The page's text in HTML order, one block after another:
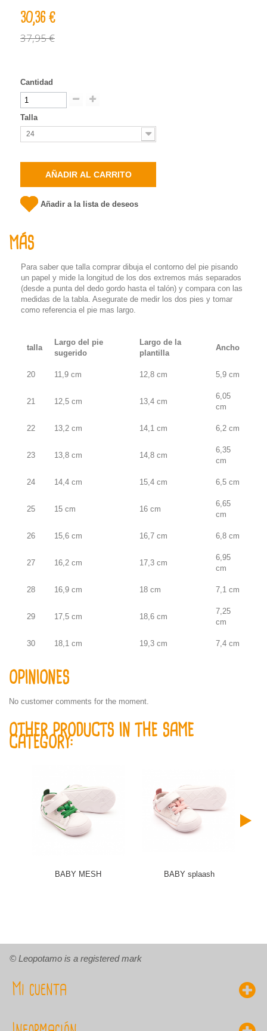
30,36 €
37,95 €
Cantidad
Talla
24
AÑADIR AL CARRITO
Añadir a la lista de deseos
MÁS
Para saber que talla comprar dibuja el contorno del pie pisando
un papel y mide la longitud de los dos extremos más separados
(desde a punta del dedo gordo hasta el talón) y compara con las
medidas de la tabla. Asegurate de medir los dos pies y tomar
como referencia el pie mas largo.
talla
Largo del pie
sugerido
Largo de la
plantilla
Ancho
20 11,9 cm 12,8 cm 5,9 cm
21 12,5 cm 13,4 cm
6,05
cm
22 13,2 cm 14,1 cm 6,2 cm
23 13,8 cm 14,8 cm
6,35
cm
24 14,4 cm 15,4 cm 6,5 cm
25 15 cm 16 cm
6,65
cm
26 15,6 cm 16,7 cm 6,8 cm
27 16,2 cm 17,3 cm
6,95
cm
28 16,9 cm 18 cm 7,1 cm
29 17,5 cm 18,6 cm
7,25
cm
30 18,1 cm 19,3 cm 7,4 cm
OPINIONES
No customer comments for the moment.
OTHER PRODUCTS IN THE SAME
CATEGORY:
BABY MESH BABY splaash
© Leopotamo is a registered mark
Mi cuenta